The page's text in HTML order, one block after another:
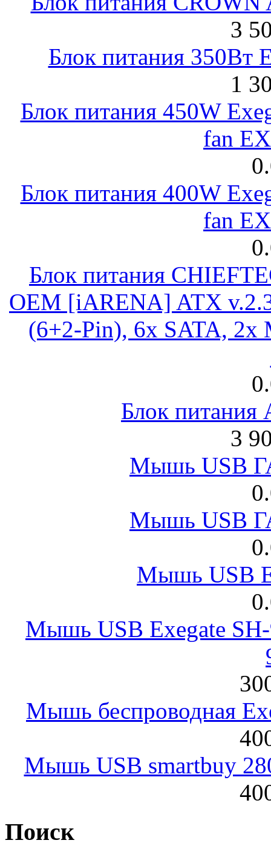
3
Блок питания 350Вт
1
Блок питания 450W
fan
Блок питания 400W
fan
Блок питания
OEM [iARENA] ATX
(6+2-Pin), 6x SATA, 2x
Блок питания
3
Мышь USB
Мышь USB
Мышь USB
Мышь USB Exegate
Мышь беспроводная
Мышь USB smartbuy
Поиск